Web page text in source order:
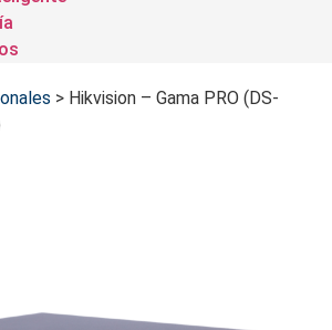
> Hikvision – Gama PRO (DS-